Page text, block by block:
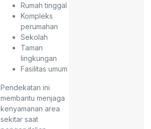
Rumah tinggal
Kompleks
perumahan
Sekolah
Taman
lingkungan
Fasilitas umum
Pendekatan ini
membantu menjaga
kenyamanan area
sekitar saat